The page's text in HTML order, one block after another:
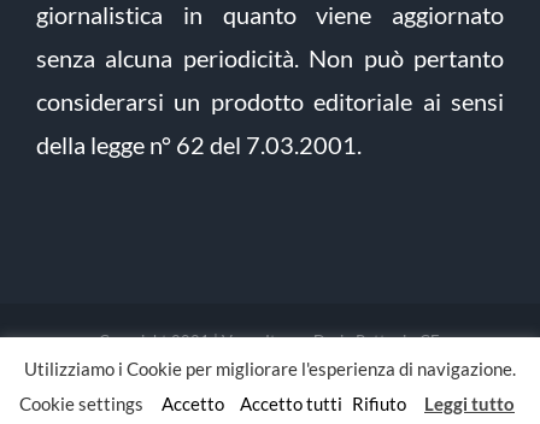
giornalistica in quanto viene aggiornato
senza alcuna periodicità. Non può pertanto
considerarsi un prodotto editoriale ai sensi
della legge n° 62 del 7.03.2001.
Copyright 2021 | Verso Itaca - Dario Pettoni - CF:
PTTDRA88L03F205E | Tutti i diritti riservati | Sito sviluppato da
yoto Digital Agency
Utilizziamo i Cookie per migliorare l'esperienza di navigazione.
Cookie settings
Accetto Accetto tutti Rifiuto Leggi tutto